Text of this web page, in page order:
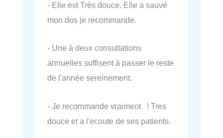
- Elle est Très douce. Elle a sauvé
mon dos je recommande.
- Une à deux consultations
annuelles suffisent à passer le reste
de l'année sereinement.
- Je recommande vraiment ! Tres
douce et a l'ecoute de ses patients.